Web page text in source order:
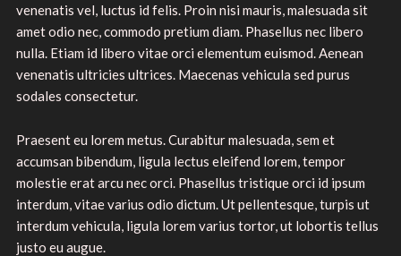
venenatis vel, luctus id felis. Proin nisi mauris, malesuada sit
amet odio nec, commodo pretium diam. Phasellus nec libero
nulla. Etiam id libero vitae orci elementum euismod. Aenean
venenatis ultricies ultrices. Maecenas vehicula sed purus
sodales consectetur.
Praesent eu lorem metus. Curabitur malesuada, sem et
accumsan bibendum, ligula lectus eleifend lorem, tempor
molestie erat arcu nec orci. Phasellus tristique orci id ipsum
interdum, vitae varius odio dictum. Ut pellentesque, turpis ut
interdum vehicula, ligula lorem varius tortor, ut lobortis tellus
justo eu augue.